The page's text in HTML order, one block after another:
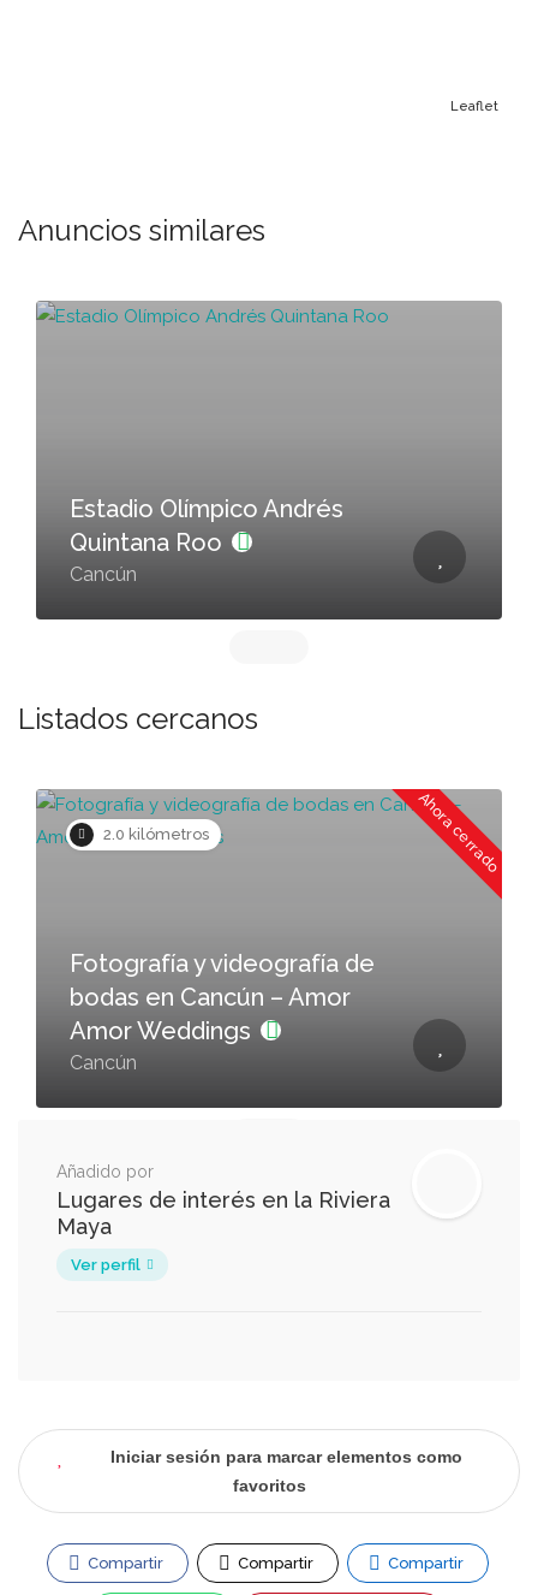
Leaflet
Anuncios similares
Estadio Olímpico Andrés
Quintana Roo
Cancún
Listados cercanos
2.0 kilómetros Ahora cerrado
Fotografía y videografía de
bodas en Cancún – Amor
Amor Weddings
Cancún
Añadido por
Lugares de interés en la Riviera
Maya
Ver perfil
Iniciar sesión para marcar elementos como
favoritos
Compartir Compartir Compartir